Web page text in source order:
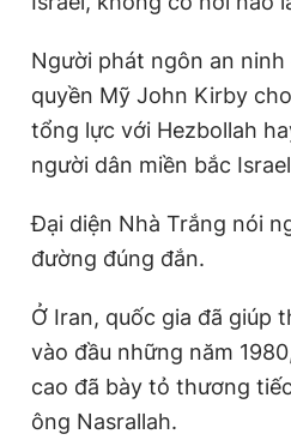
Người phát ngôn an
quyền Mỹ John Kirby
tổng lực với Hezbollah
người dân miền bắc
Đại diện Nhà Trắng nói
đường đúng đắn.
Ở Iran, quốc gia đã giúp
vào đầu những năm
cao đã bày tỏ thương
ông Nasrallah.